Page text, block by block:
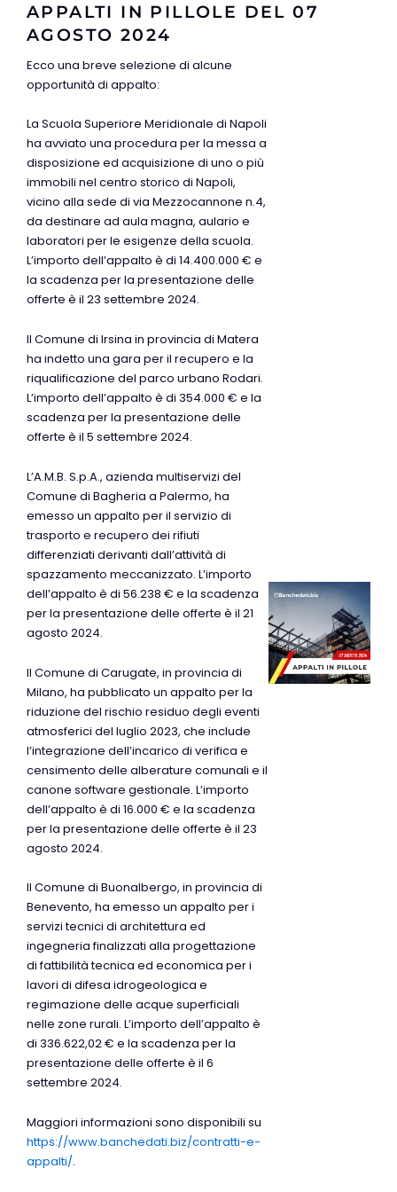
APPALTI IN PILLOLE DEL 07
AGOSTO 2024
Ecco una breve selezione di alcune
opportunità di appalto:
La Scuola Superiore Meridionale di Napoli
ha avviato una procedura per la messa a
disposizione ed acquisizione di uno o più
immobili nel centro storico di Napoli,
vicino alla sede di via Mezzocannone n.4,
da destinare ad aula magna, aulario e
laboratori per le esigenze della scuola.
L’importo dell’appalto è di 14.400.000 € e
la scadenza per la presentazione delle
offerte è il 23 settembre 2024.
Il Comune di Irsina in provincia di Matera
ha indetto una gara per il recupero e la
riqualificazione del parco urbano Rodari.
L’importo dell’appalto è di 354.000 € e la
scadenza per la presentazione delle
offerte è il 5 settembre 2024.
L’A.M.B. S.p.A., azienda multiservizi del
Comune di Bagheria a Palermo, ha
emesso un appalto per il servizio di
trasporto e recupero dei rifiuti
differenziati derivanti dall’attività di
spazzamento meccanizzato. L’importo
dell’appalto è di 56.238 € e la scadenza
per la presentazione delle offerte è il 21
agosto 2024.
Il Comune di Carugate, in provincia di
Milano, ha pubblicato un appalto per la
riduzione del rischio residuo degli eventi
atmosferici del luglio 2023, che include
l’integrazione dell’incarico di verifica e
censimento delle alberature comunali e il
canone software gestionale. L’importo
dell’appalto è di 16.000 € e la scadenza
per la presentazione delle offerte è il 23
agosto 2024.
Il Comune di Buonalbergo, in provincia di
Benevento, ha emesso un appalto per i
servizi tecnici di architettura ed
ingegneria finalizzati alla progettazione
di fattibilità tecnica ed economica per i
lavori di difesa idrogeologica e
regimazione delle acque superficiali
nelle zone rurali. L’importo dell’appalto è
di 336.622,02 € e la scadenza per la
presentazione delle offerte è il 6
settembre 2024.
Maggiori informazioni sono disponibili su
https://www.banchedati.biz/contratti-e-
appalti/.